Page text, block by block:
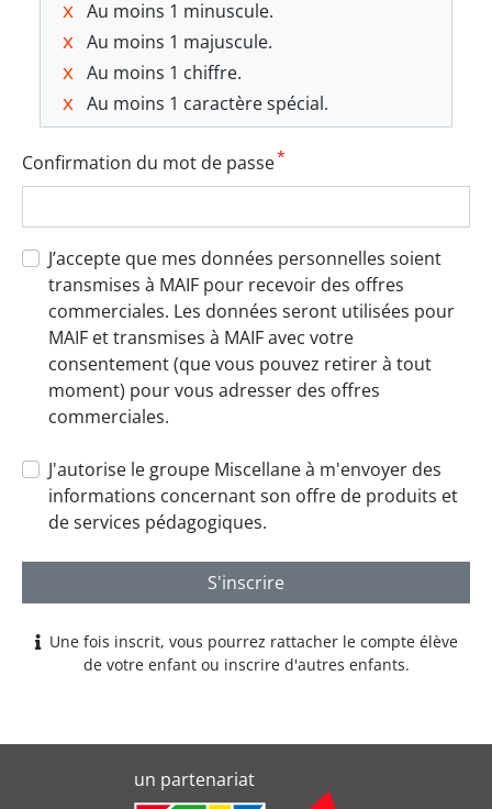
Au moins 1 minuscule.
Au moins 1 majuscule.
Au moins 1 chiffre.
Au moins 1 caractère spécial.
Confirmation du mot de passe
J’accepte que mes données personnelles soient
transmises à MAIF pour recevoir des offres
commerciales. Les données seront utilisées pour
MAIF et transmises à MAIF avec votre
consentement (que vous pouvez retirer à tout
moment) pour vous adresser des offres
commerciales.
J'autorise le groupe Miscellane à m'envoyer des
informations concernant son offre de produits et
de services pédagogiques.
S'inscrire
Une fois inscrit, vous pourrez rattacher le compte élève
de votre enfant ou inscrire d'autres enfants.
un partenariat